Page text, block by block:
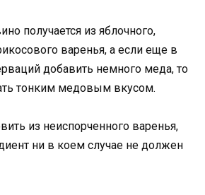
получается из яблочного,
варенья, а если еще в
добавить немного меда, то
тонким медовым вкусом.
из неиспорченного варенья,
ни в коем случае не должен